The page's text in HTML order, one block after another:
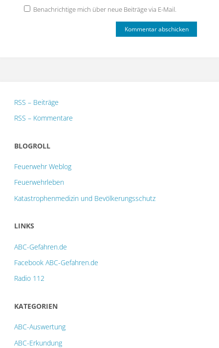
Benachrichtige mich über neue Beiträge via E-Mail.
RSS – Beiträge
RSS – Kommentare
BLOGROLL
Feuerwehr Weblog
Feuerwehrleben
Katastrophenmedizin und Bevölkerungsschutz
LINKS
ABC-Gefahren.de
Facebook ABC-Gefahren.de
Radio 112
KATEGORIEN
ABC-Auswertung
ABC-Erkundung